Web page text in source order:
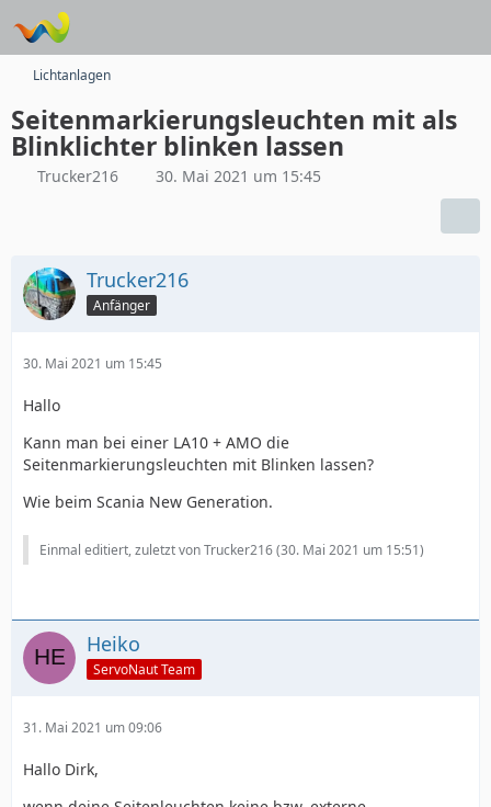
Lichtanlagen
Seitenmarkierungsleuchten mit als
Blinklichter blinken lassen
Trucker216 30. Mai 2021 um 15:45
Trucker216
Anfänger
30. Mai 2021 um 15:45
Hallo
Kann man bei einer LA10 + AMO die
Seitenmarkierungsleuchten mit Blinken lassen?
Wie beim Scania New Generation.
Einmal editiert, zuletzt von Trucker216 (30. Mai 2021 um 15:51)
Heiko
ServoNaut Team
31. Mai 2021 um 09:06
Hallo Dirk,